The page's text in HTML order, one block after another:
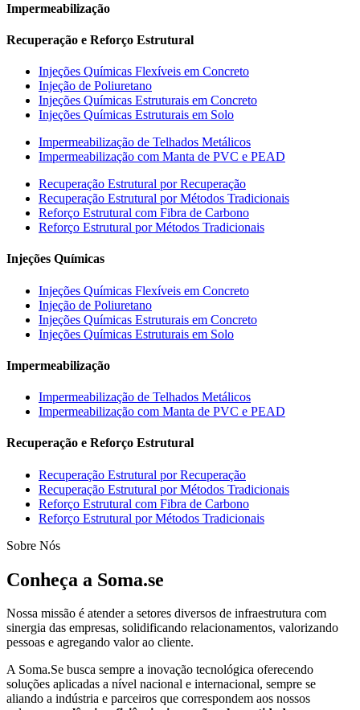
Impermeabilização
Recuperação e Reforço Estrutural
Injeções Químicas Flexíveis em Concreto
Injeção de Poliuretano
Injeções Químicas Estruturais em Concreto
Injeções Químicas Estruturais em Solo
Impermeabilização de Telhados Metálicos
Impermeabilização com Manta de PVC e PEAD
Recuperação Estrutural por Recuperação
Recuperação Estrutural por Métodos Tradicionais
Reforço Estrutural com Fibra de Carbono
Reforço Estrutural por Métodos Tradicionais
Injeções Químicas
Injeções Químicas Flexíveis em Concreto
Injeção de Poliuretano
Injeções Químicas Estruturais em Concreto
Injeções Químicas Estruturais em Solo
Impermeabilização
Impermeabilização de Telhados Metálicos
Impermeabilização com Manta de PVC e PEAD
Recuperação e Reforço Estrutural
Recuperação Estrutural por Recuperação
Recuperação Estrutural por Métodos Tradicionais
Reforço Estrutural com Fibra de Carbono
Reforço Estrutural por Métodos Tradicionais
Sobre Nós
Conheça a Soma.se
Nossa missão é atender a setores diversos de infraestrutura com
sinergia das empresas, solidificando relacionamentos, valorizando
pessoas e agregando valor ao cliente.
A Soma.Se busca sempre a inovação tecnológica oferecendo
soluções aplicadas a nível nacional e internacional, sempre se
aliando a indústria e parceiros que correspondem aos nossos